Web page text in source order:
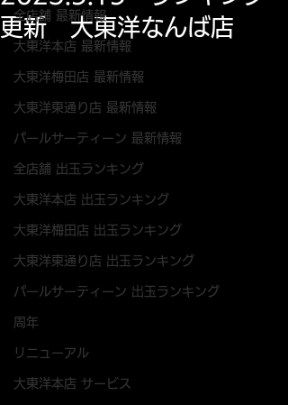
全店舗 最新情報
大東洋本店 最新情報
大東洋梅田店 最新情報
大東洋東通り店 最新情報
パールサーティーン 最新情報
全店舗 出玉ランキング
大東洋本店 出玉ランキング
大東洋梅田店 出玉ランキング
大東洋東通り店 出玉ランキング
パールサーティーン 出玉ランキング
周年
リニューアル
大東洋本店 サービス
更新 大東洋なんば店